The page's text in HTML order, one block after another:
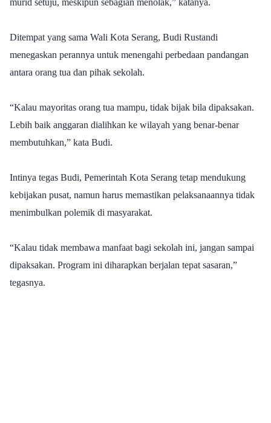
murid setuju, meskipun sebagian menolak,” katanya.
Ditempat yang sama Wali Kota Serang, Budi Rustandi
menegaskan perannya untuk menengahi perbedaan pandangan
antara orang tua dan pihak sekolah.
“Kalau mayoritas orang tua mampu, tidak bijak bila dipaksakan.
Lebih baik anggaran dialihkan ke wilayah yang benar-benar
membutuhkan,” kata Budi.
Intinya tegas Budi, Pemerintah Kota Serang tetap mendukung
kebijakan pusat, namun harus memastikan pelaksanaannya tidak
menimbulkan polemik di masyarakat.
“Kalau tidak membawa manfaat bagi sekolah ini, jangan sampai
dipaksakan. Program ini diharapkan berjalan tepat sasaran,”
tegasnya.